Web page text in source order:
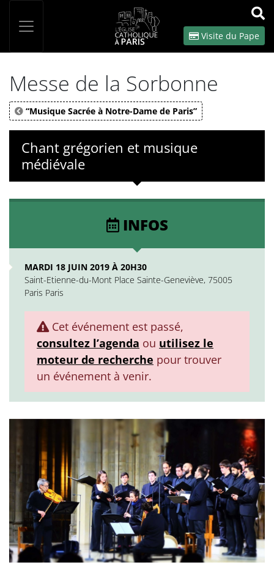
OK
Visite du Pape
Messe de la Sorbonne
“Musique Sacrée à Notre-Dame de Paris”
Chant grégorien et musique
médiévale
INFOS
MARDI 18 JUIN 2019 À 20H30
Saint-Etienne-du-Mont Place Sainte-Geneviève, 75005
Paris Paris
Cet événement est passé,
consultez l’agenda ou utilisez le
moteur de recherche pour trouver
un événement à venir.
Panneau de gestion des cookies